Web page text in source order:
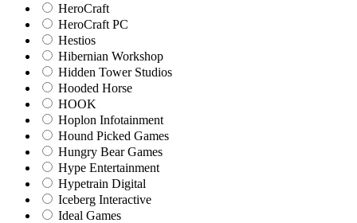
HeroCraft
HeroCraft PC
Hestios
Hibernian Workshop
Hidden Tower Studios
Hooded Horse
HOOK
Hoplon Infotainment
Hound Picked Games
Hungry Bear Games
Hype Entertainment
Hypetrain Digital
Iceberg Interactive
Ideal Games